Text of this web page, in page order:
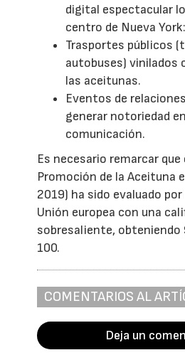
digital espectacular
centro de Nueva
Trasportes públicos
autobuses) vinilados
las aceitunas.
Eventos de
generar notoriedad
comunicación.
Es necesario remarcar que
Promoción de la Aceituna
2019) ha sido evaluado
Unión europea con una
sobresaliente, obteniendo
100.
COMENTARIOS AL
Deja un